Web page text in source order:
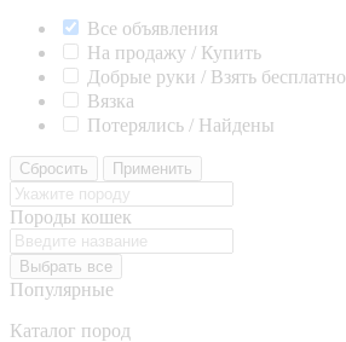
Все объявления
На продажу / Купить
Добрые руки / Взять бесплатно
Вязка
Потерялись / Найдены
Сбросить Применить
Породы кошек
Выбрать все
Популярные
Каталог пород